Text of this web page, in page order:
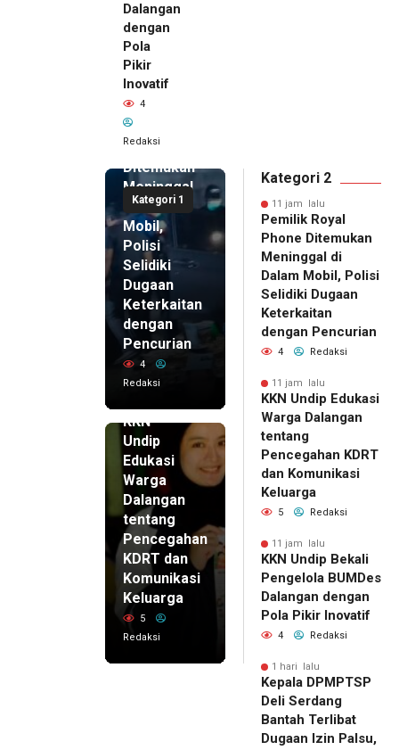
Dalangan
dengan
Pola
Pikir
Inovatif
4
Redaksi
Kategori 1
Pemilik
Royal
Phone
Ditemukan
Meninggal
di Dalam
Mobil,
Polisi
Selidiki
Dugaan
Keterkaitan
dengan
Pencurian
4
Redaksi
KKN
Undip
Edukasi
Warga
Dalangan
tentang
Pencegahan
KDRT dan
Komunikasi
Keluarga
5
Redaksi
Kategori 2
11 jam lalu
Pemilik Royal
Phone Ditemukan
Meninggal di
Dalam Mobil, Polisi
Selidiki Dugaan
Keterkaitan
dengan Pencurian
4 Redaksi
11 jam lalu
KKN Undip Edukasi
Warga Dalangan
tentang
Pencegahan KDRT
dan Komunikasi
Keluarga
5 Redaksi
11 jam lalu
KKN Undip Bekali
Pengelola BUMDes
Dalangan dengan
Pola Pikir Inovatif
4 Redaksi
1 hari lalu
Kepala DPMPTSP
Deli Serdang
Bantah Terlibat
Dugaan Izin Palsu,